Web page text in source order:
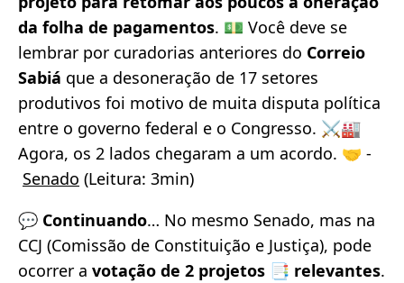
da folha de pagamentos. 💵 Você deve se
lembrar por curadorias anteriores do Correio
Sabiá que a desoneração de 17 setores
produtivos foi motivo de muita disputa política
entre o governo federal e o Congresso. ⚔️🏭
Agora, os 2 lados chegaram a um acordo. 🤝 -
Senado (Leitura: 3min)
💬 Continuando… No mesmo Senado, mas na
CCJ (Comissão de Constituição e Justiça), pode
ocorrer a votação de 2 projetos 📑 relevantes.